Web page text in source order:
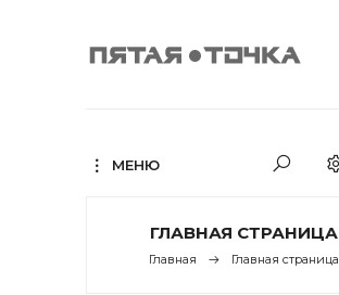
МЕНЮ
ГЛАВНАЯ СТРАНИЦА
Главная Главная страница